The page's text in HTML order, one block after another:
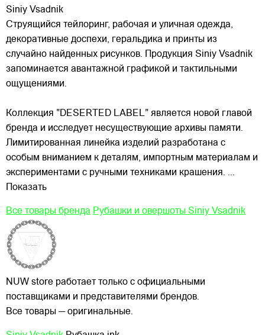
Siniy Vsadnik
Струящийся тейлоринг, рабочая и уличная одежда,
декоративные доспехи, геральдика и принты из
случайно найденных рисунков. Продукция Siniy Vsadnik
запоминается авантажной графикой и тактильными
ощущениями.
Коллекция "DESERTED LABEL" является новой главой
бренда и исследует несуществующие архивы памяти.
Лимитированная линейка изделий разработана с
особым вниманием к деталям, импортным материалам и
экспериментами с ручными техниками крашения. ...
Показать
Все товары бренда Рубашки и овершоты Siniy Vsadnik
NUW store работает только с официальными
поставщиками и представителями брендов.
Все товары — оригинальные.